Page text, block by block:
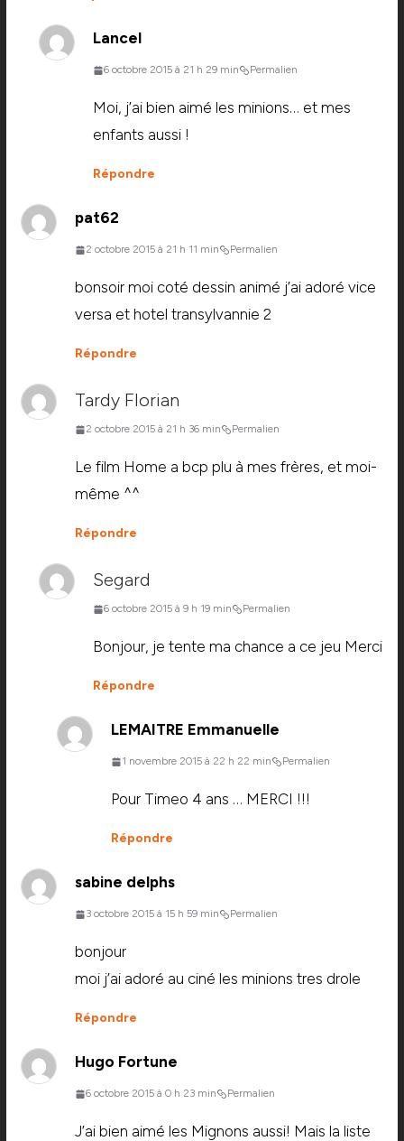
Lancel
6 octobre 2015 à 21 h 29 min Permalien
Moi, j’ai bien aimé les minions… et mes
enfants aussi !
Répondre
pat62
2 octobre 2015 à 21 h 11 min Permalien
bonsoir moi coté dessin animé j’ai adoré vice
versa et hotel transylvannie 2
Répondre
Tardy Florian
2 octobre 2015 à 21 h 36 min Permalien
Le film Home a bcp plu à mes frères, et moi-
même ^^
Répondre
Segard
6 octobre 2015 à 9 h 19 min Permalien
Bonjour, je tente ma chance a ce jeu Merci
Répondre
LEMAITRE Emmanuelle
1 novembre 2015 à 22 h 22 min Permalien
Pour Timeo 4 ans … MERCI !!!
Répondre
sabine delphs
3 octobre 2015 à 15 h 59 min Permalien
bonjour
moi j’ai adoré au ciné les minions tres drole
Répondre
Hugo Fortune
6 octobre 2015 à 0 h 23 min Permalien
J’ai bien aimé les Mignons aussi! Mais la liste